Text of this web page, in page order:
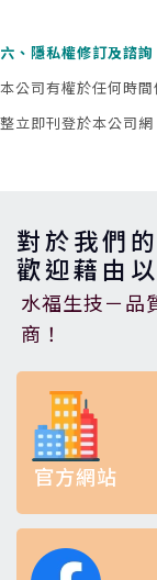
六、隱私權修訂及諮詢
本公司有權於任何時
整立即刊登於本公司
對於我們的
歡迎藉由
水福生技－品
商！
官方網站